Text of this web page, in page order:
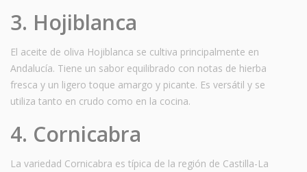
3. Hojiblanca
El aceite de oliva Hojiblanca se cultiva principalmente en
Andalucía. Tiene un sabor equilibrado con notas de hierba
fresca y un ligero toque amargo y picante. Es versátil y se
utiliza tanto en crudo como en la cocina.
4. Cornicabra
La variedad Cornicabra es típica de la región de Castilla-La